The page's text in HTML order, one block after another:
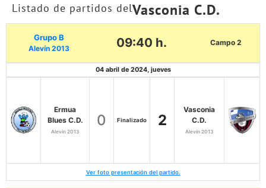
Listado de partidos delVasconia C.D.
Grupo B
Alevín 2013 09:40 h. Campo 2
04 abril de 2024, jueves
Ermua
Blues C.D.
Alevín 2013
0 Finalizado 2
Vasconia
C.D.
Alevín 2013
Ver foto presentación del partido.